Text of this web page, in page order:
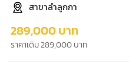
สาขาลำลูกกา
289,000 บาท
ราคาเดิม 289,000 บาท